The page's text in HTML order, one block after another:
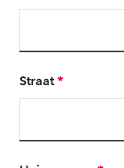
Straat*